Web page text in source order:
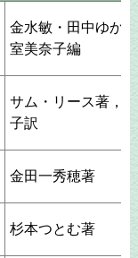
金水敏・田中ゆか
室美奈子編
サム・リース著，
子訳
金田一秀穂著
杉本つとむ著